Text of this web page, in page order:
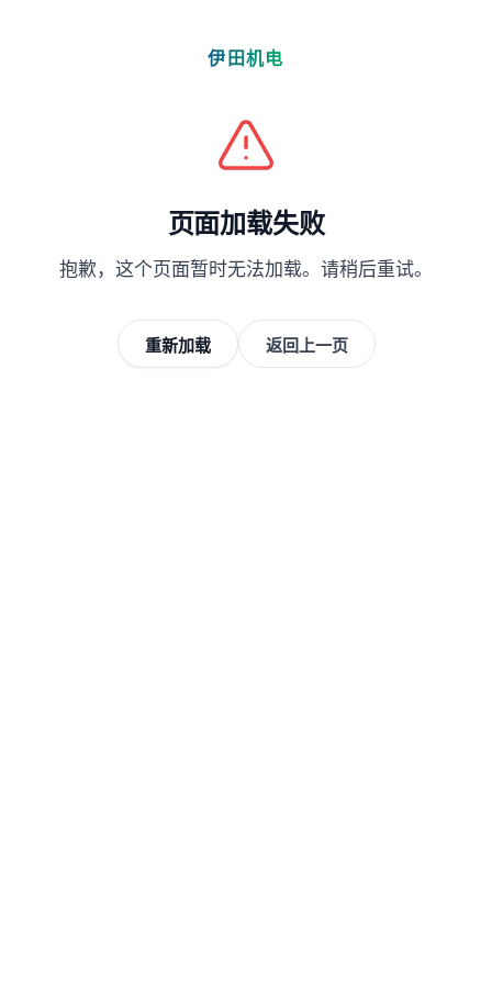
伊田机电
页面加载失败
抱歉，这个页面暂时无法加载。请稍后重试。
重新加载 返回上一页